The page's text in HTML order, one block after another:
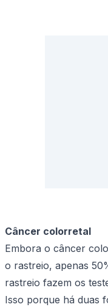
Câncer colorretal
Embora o câncer
o rastreio, apenas
rastreio fazem os
Isso porque há duas